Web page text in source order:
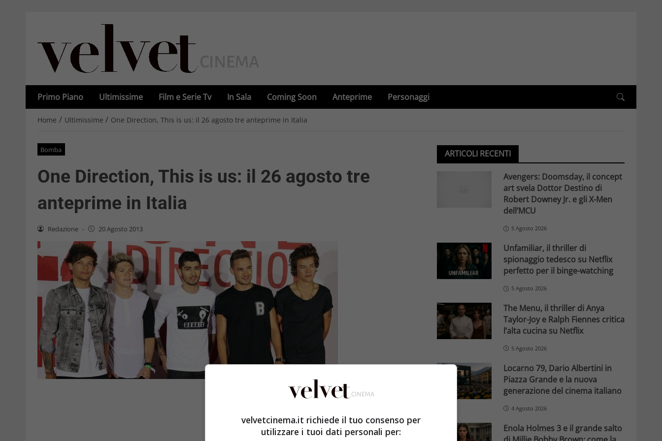
Primo Piano Ultimissime Film e Serie Tv In Sala Coming Soon Anteprime Personaggi
Home / Ultimissime / One Direction, This is us: il 26 agosto tre anteprime in Italia
Bomba
One Direction, This is us: il 26 agosto tre
anteprime in Italia
Redazione - 20 Agosto 2013
ARTICOLI RECENTI
Avengers: Doomsday, il concept
art svela Dottor Destino di
Robert Downey Jr. e gli X-Men
dell’MCU
5 Agosto 2026
Unfamiliar, il thriller di
spionaggio tedesco su Netflix
perfetto per il binge-watching
5 Agosto 2026
The Menu, il thriller di Anya
Taylor-Joy e Ralph Fiennes critica
l’alta cucina su Netflix
5 Agosto 2026
Locarno 79, Dario Albertini in
Piazza Grande e la nuova
generazione del cinema italiano
4 Agosto 2026
Enola Holmes 3 e il grande salto
velvetcinema.it richiede il tuo consenso per
utilizzare i tuoi dati personali per: